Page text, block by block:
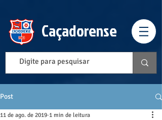
Caçadorense
Post
11 de ago. de 2019 1 min de leitura